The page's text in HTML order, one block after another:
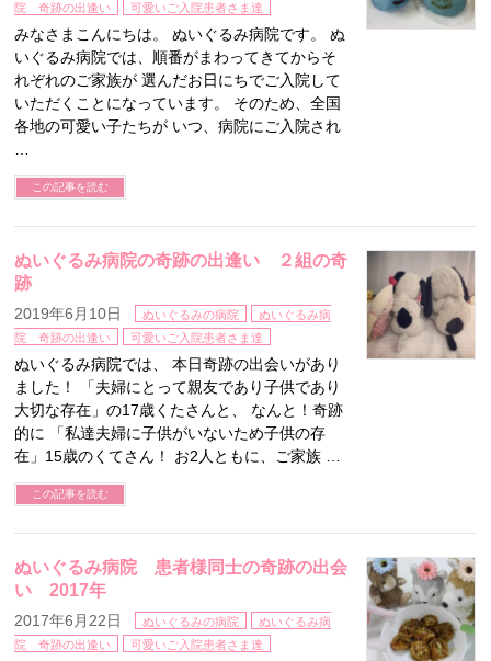
院 奇跡の出逢い
可愛いご入院患者さま達
みなさまこんにちは。 ぬいぐるみ病院です。 ぬ
いぐるみ病院では、順番がまわってきてからそ
れぞれのご家族が 選んだお日にちでご入院して
いただくことになっています。 そのため、全国
各地の可愛い子たちが いつ、病院にご入院され
…
この記事を読む
ぬいぐるみ病院の奇跡の出逢い ２組の奇
跡
2019年6月10日 ぬいぐるみの病院
ぬいぐるみ病
院 奇跡の出逢い
可愛いご入院患者さま達
ぬいぐるみ病院では、 本日奇跡の出会いがあり
ました！ 「夫婦にとって親友であり子供であり
大切な存在」の17歳くたさんと、 なんと！奇跡
的に 「私達夫婦に子供がいないため子供の存
在」15歳のくてさん！ お2人ともに、ご家族 …
この記事を読む
ぬいぐるみ病院 患者様同士の奇跡の出会
い 2017年
2017年6月22日 ぬいぐるみの病院
ぬいぐるみ病
院 奇跡の出逢い
可愛いご入院患者さま達